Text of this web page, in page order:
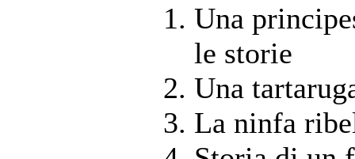
Una
le storie
Una
La ninfa